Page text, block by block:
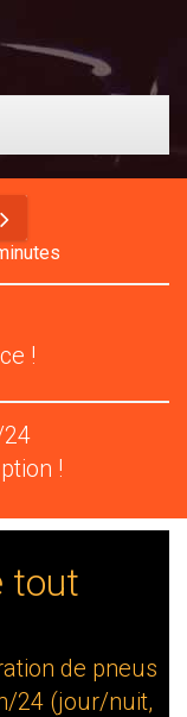
!
!
tout
de pneus
24 (jour/nuit,